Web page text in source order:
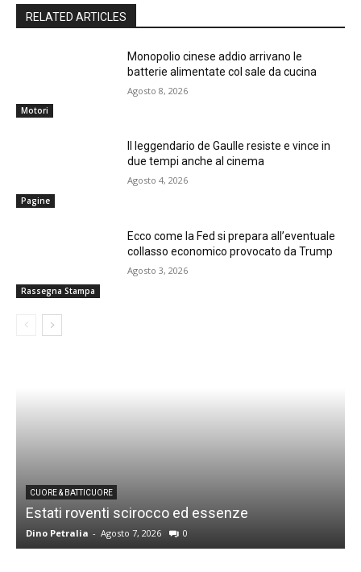
RELATED ARTICLES
Motori
Monopolio cinese addio arrivano le
batterie alimentate col sale da cucina
Agosto 8, 2026
Pagine
Il leggendario de Gaulle resiste e vince in
due tempi anche al cinema
Agosto 4, 2026
Rassegna Stampa
Ecco come la Fed si prepara all’eventuale
collasso economico provocato da Trump
Agosto 3, 2026
CUORE & BATTICUORE
Estati roventi scirocco ed essenze
Dino Petralia - Agosto 7, 2026 0